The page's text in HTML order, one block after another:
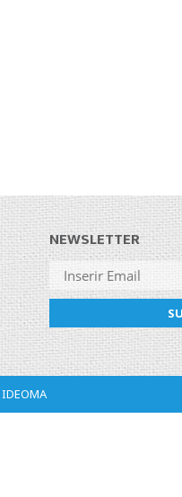
NEWSLETTER
IDEOMA